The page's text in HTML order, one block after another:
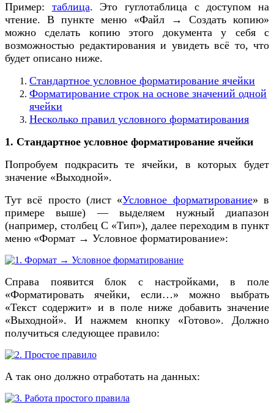
Пример: таблица. Это гуглотаблица с доступом на
чтение. В пункте меню «Файл → Создать копию»
можно сделать копию этого документа у себя с
возможностью редактирования и увидеть всё то, что
будет описано ниже.
Стандартное условное форматирование ячейки
Форматирование строк на основе значений одной
ячейки
Несколько правил условного форматирования
1. Стандартное условное форматирование ячейки
Попробуем подкрасить те ячейки, в которых будет
значение «Выходной».
Тут всё просто (лист «Условное форматирование» в
примере выше) — выделяем нужный диапазон
(например, столбец С «Тип»), далее переходим в пункт
меню «Формат → Условное форматирование»:
Справа появится блок с настройками, в поле
«Форматировать ячейки, если…» можно выбрать
«Текст содержит» и в поле ниже добавить значение
«Выходной». И нажмем кнопку «Готово». Должно
получиться следующее правило:
А так оно должно отработать на данных: